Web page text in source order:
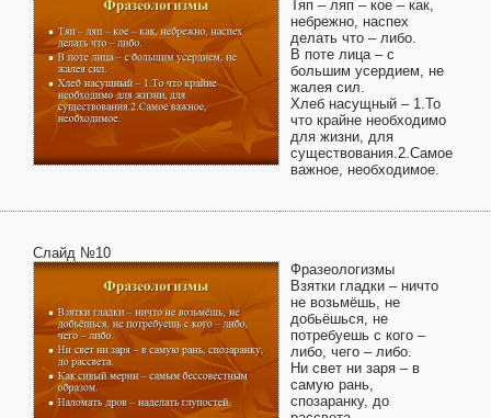
Тяп – ляп – кое – как,
небрежно, наспех
делать что – либо.
В поте лица – с
большим усердием, не
жалея сил.
Хлеб насущный – 1.То
что крайне необходимо
для жизни, для
существования.2.Самое
важное, необходимое.
Слайд №10
Фразеологизмы
Взятки гладки – ничто
не возьмёшь, не
добьёшься, не
потребуешь с кого –
либо, чего – либо.
Ни свет ни заря – в
самую рань,
спозаранку, до